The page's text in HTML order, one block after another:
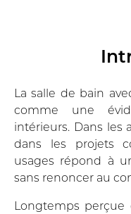
Lasalle de bain
comme une
intérieurs. Dans les
dans les projets
usages répond à
sans renoncer au
Longtemps